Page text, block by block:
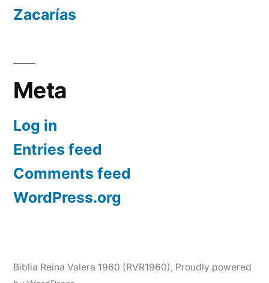
Zacarías
Meta
Log in
Entries feed
Comments feed
WordPress.org
Biblia Reina Valera 1960 (RVR1960) , Proudly powered